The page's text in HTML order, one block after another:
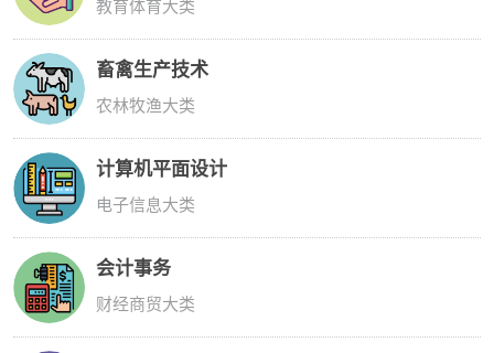
教育体育大类
畜禽生产技术
农林牧渔大类
计算机平面设计
电子信息大类
会计事务
财经商贸大类